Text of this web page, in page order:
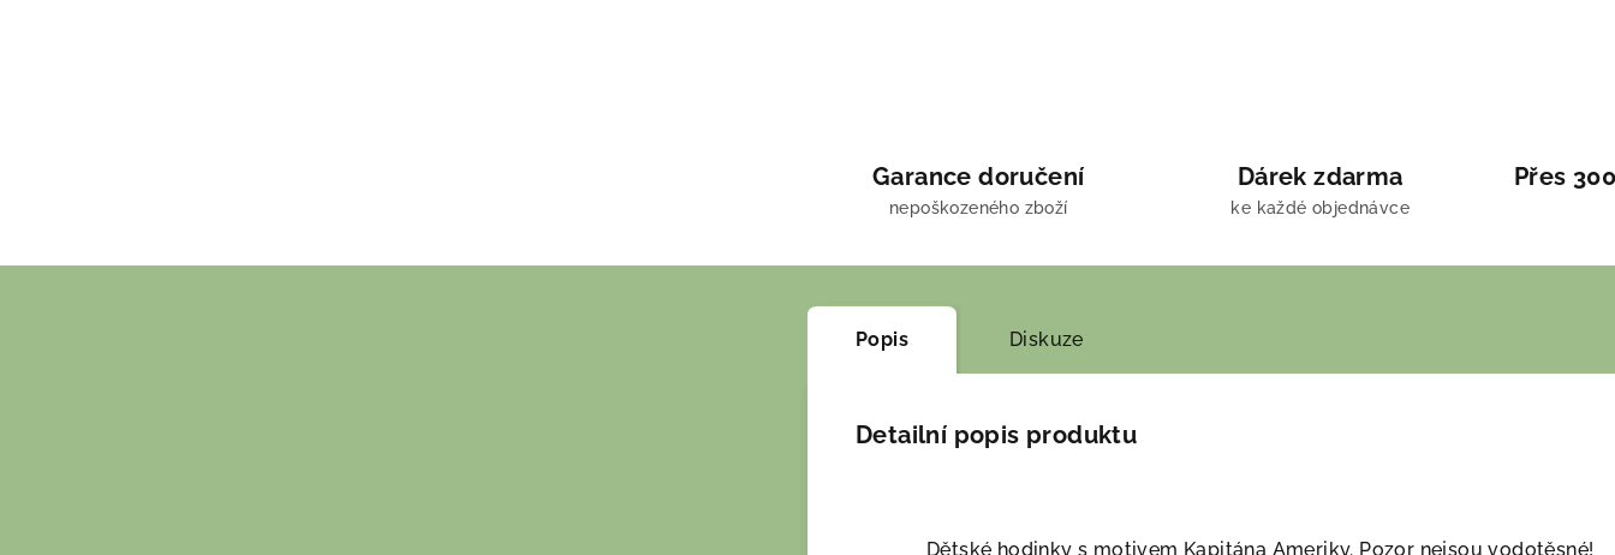
Garance doručení
nepoškozeného zboží
Dárek zdarma
ke každé objednávce
Přes
Popis Diskuze
Detailní popis produktu
Dětské hodinky s motivem Kapitána Ameriky. Pozor nejsou vodotěsné!